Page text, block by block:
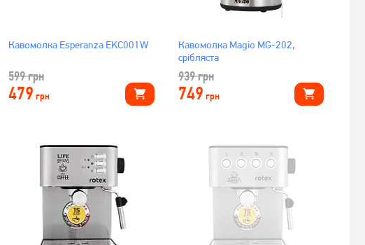
Кавомолка Esperanza EKC001W
599грн
479 грн
Кавомолка Magio MG-202,
срібляста
939грн
749 грн